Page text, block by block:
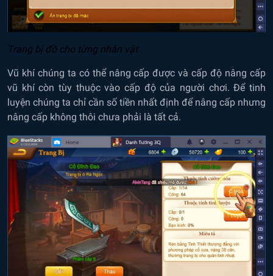
Trang bị đồ cho từng nhân vật
Vũ khí chúng ta có thể nâng cấp được và cấp độ nâng cấp
vũ khí còn tùy thuộc vào cấp độ của người chơi. Để tinh
luyện chúng ta chỉ cần số tiền nhất định để nâng cấp nhưng
nâng cấp không thôi chưa phải là tất cả.